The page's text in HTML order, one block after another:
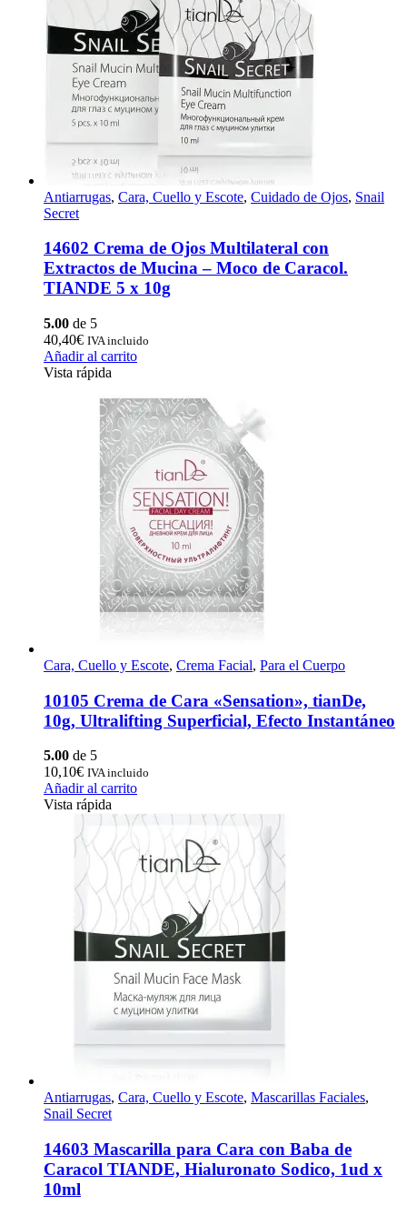
Antiarrugas, Cara, Cuello y Escote, Cuidado de Ojos, Snail
Secret
14602 Crema de Ojos Multilateral con
Extractos de Mucina – Moco de Caracol.
TIANDE 5 x 10g
5.00 de 5
40,40€ IVA incluido
Añadir al carrito
Vista rápida
Cara, Cuello y Escote, Crema Facial, Para el Cuerpo
10105 Crema de Cara «Sensation», tianDe,
10g, Ultralifting Superficial, Efecto Instantáneo
5.00 de 5
10,10€ IVA incluido
Añadir al carrito
Vista rápida
Antiarrugas, Cara, Cuello y Escote, Mascarillas Faciales,
Snail Secret
14603 Mascarilla para Cara con Baba de
Caracol TIANDE, Hialuronato Sodico, 1ud x
10ml